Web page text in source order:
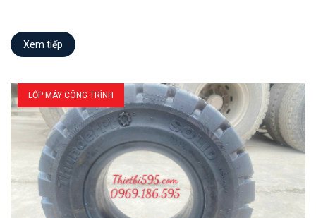
Xem tiếp
LỐP MÁY CÔNG TRÌNH